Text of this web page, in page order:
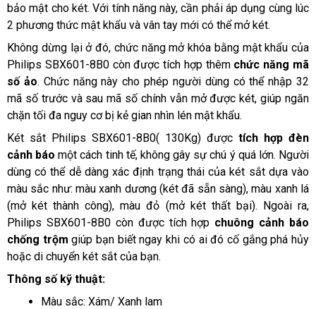
bảo mật cho két. Với tính năng này, cần phải áp dụng cùng lúc
2 phương thức mật khẩu và vân tay mới có thể mở két.
Không dừng lại ở đó, chức năng mở khóa bằng mật khẩu của
Philips SBX601-8B0 còn được tích hợp thêm chức năng mã
số ảo. Chức năng này cho phép người dùng có thể nhập 32
mã số trước và sau mã số chính vẫn mở được két, giúp ngăn
chặn tối đa nguy cơ bị kẻ gian nhìn lén mật khẩu.
Két sắt Philips SBX601-8B0( 130Kg) được tích hợp đèn
cảnh báo một cách tinh tế, không gây sự chú ý quá lớn. Người
dùng có thể dễ dàng xác định trạng thái của két sắt dựa vào
màu sắc như: màu xanh dương (két đã sẵn sàng), màu xanh lá
(mở két thành công), màu đỏ (mở két thất bại). Ngoài ra,
Philips SBX601-8B0 còn được tích hợp chuông cảnh báo
chống trộm giúp bạn biết ngay khi có ai đó cố gắng phá hủy
hoặc di chuyển két sắt của bạn.
Thông số kỹ thuật:
Màu sắc: Xám/ Xanh lam